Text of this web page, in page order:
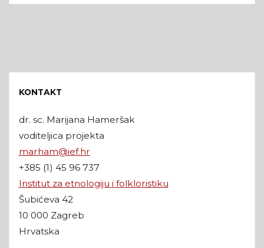
KONTAKT
dr. sc. Marijana Hameršak
voditeljica projekta
marham@ief.hr
+385 (1) 45 96 737
Institut za etnologiju i folkloristiku
Šubićeva 42
10 000 Zagreb
Hrvatska